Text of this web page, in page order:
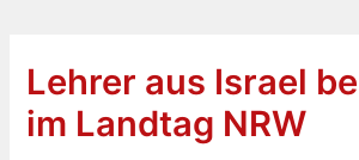
Lehrer aus Israel
im Landtag NRW